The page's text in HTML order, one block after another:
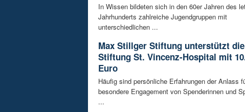
In Wissen bildeten sich in den 60er Jahren des
Jahrhunderts zahlreiche Jugendgruppen mit
unterschiedlichen ...
Max Stillger Stiftung unterstützt die
Stiftung St. Vincenz-Hospital mit
Euro
Häufig sind persönliche Erfahrungen der Anlass
besondere Engagement von Spenderinnen und
...